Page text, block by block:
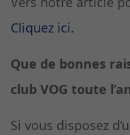
Cliquez ici.
Que de bonnes
club VOG toute
Si vous disposez